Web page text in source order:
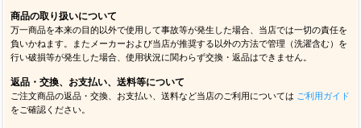
商品の取り扱いについて
万一商品を本来の目的以外で使用して事故等が発生した場合、当店では一切の責任を
負いかねます。またメーカーおよび当店が推奨する以外の方法で管理（洗濯含む）を
行い破損等が発生した場合、使用状況に関わらず交換・返品はできません。
返品・交換、お支払い、送料等について
ご注文商品の返品・交換、お支払い、送料など当店のご利用については ご利用ガイド
をご確認ください。